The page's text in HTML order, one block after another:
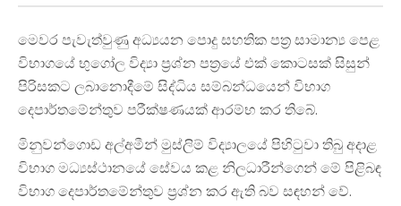
මෙවර පැවැත්වුණු අධ්‍යයන පොදු සහතික පත්‍ර සාමාන්‍ය පෙළ
විභාගයේ භුගෝල විද්‍යා ප්‍රශ්න පත්‍රයේ එක් කොටසක් සිසුන්
පිරිසකට ලබානොදීමේ සිද්ධිය සම්බන්ධයෙන් විභාග
දෙපාර්තමේන්තුව පරීක්ෂණයක් ආරම්භ කර තිබේ.
මිනුවන්ගොඩ අල්අමීන් මුස්ලිම් විද්‍යාලයේ පිහිටුවා තිබු අදාළ
විභාග මධ්‍යස්ථානයේ සේවය කළ නිලධාරීන්ගෙන් මේ පිළිබඳ
විභාග දෙපාර්තමේන්තුව ප්‍රශ්න කර ඇති බව සඳහන් වේ.